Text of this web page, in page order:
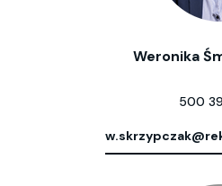
Weronika
500